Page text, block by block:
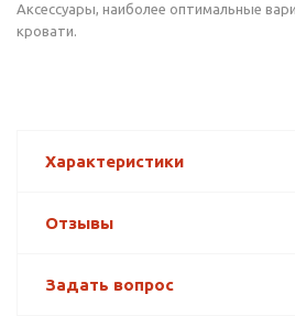
Аксессуары, наиболее оптимальные
кровати.
Характеристики
Отзывы
Задать вопрос